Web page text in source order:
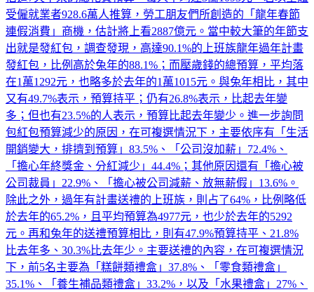
連假消費」商機，估計將上看2887億元。當中較大筆的年節支
出就是發紅包，調查發現，高達90.1%的上班族龍年過年計畫
發紅包，比例高於兔年的88.1%；而壓歲錢的總預算，平均落
在1萬1292元，也略多於去年的1萬1015元。與兔年相比，其中
又有49.7%表示，預算持平；仍有26.8%表示，比起去年變
多；但也有23.5%的人表示，預算比起去年變少。進一步詢問
包紅包預算減少的原因，在可複選情況下，主要依序有「生活
開銷變大，排擠到預算」83.5%、「公司沒加薪」72.4%、
「擔心年終獎金、分紅減少」44.4%；其他原因還有「擔心被
公司裁員」22.9%、「擔心被公司減薪、放無薪假」13.6%。
除此之外，過年有計畫送禮的上班族，則占了64%，比例略低
於去年的65.2%，且平均預算為4977元，也少於去年的5292
元。再和兔年的送禮預算相比，則有47.9%預算持平、21.8%
比去年多、30.3%比去年少。主要送禮的內容，在可複選情況
下，前5名主要為「糕餅類禮盒」37.8%、「零食類禮盒」
35.1%、「養生補品類禮盒」33.2%，以及「水果禮盒」27%、
「茶葉禮盒」18.8%。而在龍年過年期間，最重要的事情之